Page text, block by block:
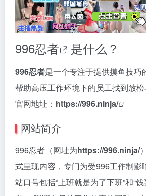
996忍者 是什么？
996忍者是一个专注于提供摸鱼技巧
帮助高压工作环境下的员工找到放松
官网地址： https://996.ninja/
网站简介
996忍者（网址为https://996.ninja/
式呈现内容，专门为受996工作制影
站口号包括“上班就是为了下班”和“